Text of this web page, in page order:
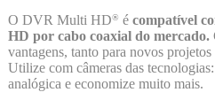
O DVR Multi HD® é compatível
HD por cabo coaxial do mercado.
vantagens, tanto para novos
Utilize com câmeras das
analógica e economize muito mais.